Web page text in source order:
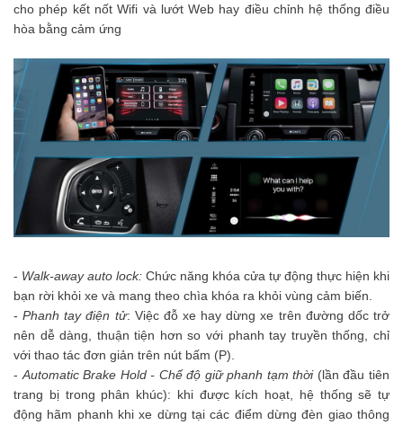
cho phép kết nốt Wifi và lướt Web hay điều chỉnh hệ thống điều
hòa bằng cảm ứng
- Walk-away auto lock: Chức năng khóa cửa tự động thực hiện khi
bạn rời khỏi xe và mang theo chìa khóa ra khỏi vùng cảm biến.
-Phanh tay điện tử: Việc đỗ xe hay dừng xe trên đường dốc trở
nên dễ dàng, thuận tiện hơn so với phanh tay truyền thống, chỉ
với thao tác đơn giản trên nút bấm (P).
- Automatic Brake Hold - Chế độ giữ phanh tạm thời(lần đầu tiên
trang bị trong phân khúc): khi được kích hoạt, hệ thống sẽ tự
động hãm phanh khi xe dừng tại các điểm dừng đèn giao thông